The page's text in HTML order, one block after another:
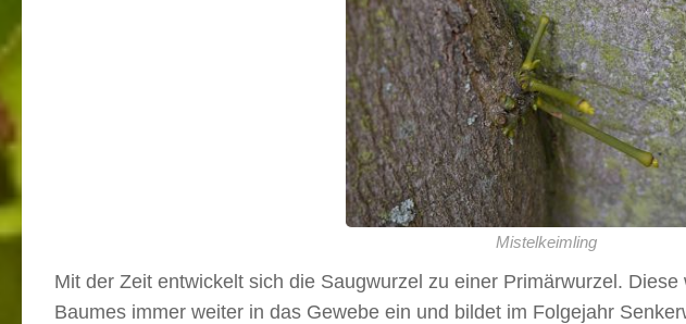
Mistelkeimling
Mit der Zeit entwickelt sich die Saugwurzel zu einer Primärwurzel.
Baumes immer weiter in das Gewebe ein und bildet im Folgejahr